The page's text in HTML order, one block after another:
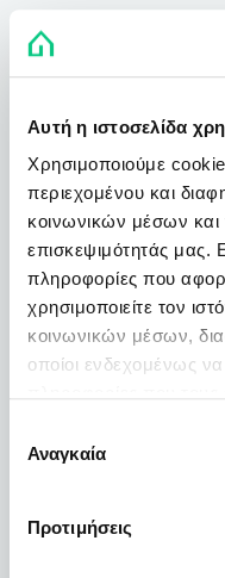
Αυτή η ιστοσελίδα
Χρησιμοποιούμε
περιεχομένου και
κοινωνικών μέσων
επισκεψιμότητάς μας.
πληροφορίες που
χρησιμοποιείτε τον
κοινωνικών μέσων,
οποίοι ενδεχομένως
των υπηρεσιών τους.
συγκατάθεσης
Αναγκαία
Προτιμήσεις